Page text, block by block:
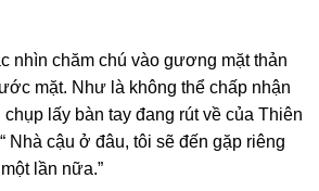
nhìn chăm chú vào gương mặt thản
mặt. Như là không thể chấp nhận
lấy bàn tay đang rút về của Thiên
Nhà cậu ở đâu, tôi sẽ đến gặp riêng
lần nữa.”